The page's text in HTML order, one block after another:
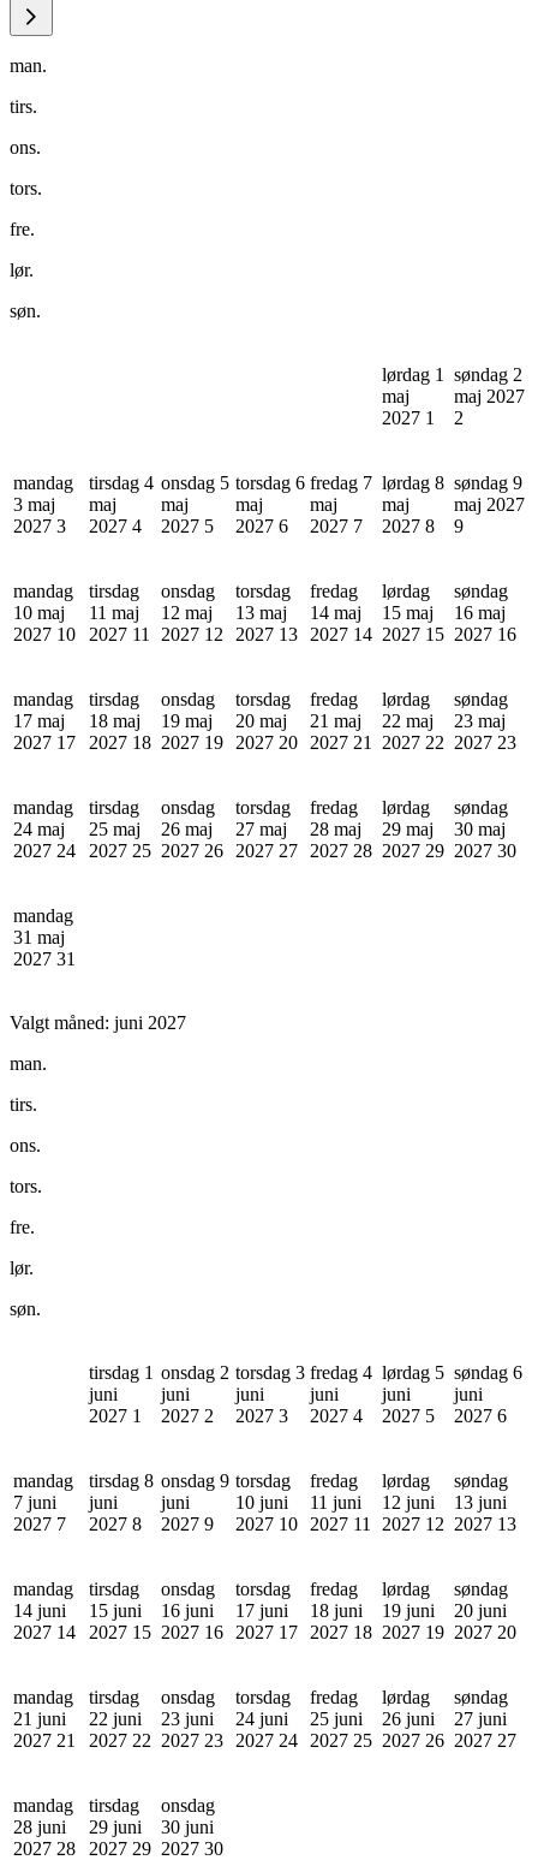
man.
tirs.
ons.
tors.
fre.
lør.
søn.
lørdag 1
maj
2027 1
søndag 2
maj 2027
2
mandag
3 maj
2027 3
tirsdag 4
maj
2027 4
onsdag 5
maj
2027 5
torsdag 6
maj
2027 6
fredag 7
maj
2027 7
lørdag 8
maj
2027 8
søndag 9
maj 2027
9
mandag
10 maj
2027 10
tirsdag
11 maj
2027 11
onsdag
12 maj
2027 12
torsdag
13 maj
2027 13
fredag
14 maj
2027 14
lørdag
15 maj
2027 15
søndag
16 maj
2027 16
mandag
17 maj
2027 17
tirsdag
18 maj
2027 18
onsdag
19 maj
2027 19
torsdag
20 maj
2027 20
fredag
21 maj
2027 21
lørdag
22 maj
2027 22
søndag
23 maj
2027 23
mandag
24 maj
2027 24
tirsdag
25 maj
2027 25
onsdag
26 maj
2027 26
torsdag
27 maj
2027 27
fredag
28 maj
2027 28
lørdag
29 maj
2027 29
søndag
30 maj
2027 30
mandag
31 maj
2027 31
Valgt måned: juni 2027
man.
tirs.
ons.
tors.
fre.
lør.
søn.
tirsdag 1
juni
2027 1
onsdag 2
juni
2027 2
torsdag 3
juni
2027 3
fredag 4
juni
2027 4
lørdag 5
juni
2027 5
søndag 6
juni
2027 6
mandag
7 juni
2027 7
tirsdag 8
juni
2027 8
onsdag 9
juni
2027 9
torsdag
10 juni
2027 10
fredag
11 juni
2027 11
lørdag
12 juni
2027 12
søndag
13 juni
2027 13
mandag
14 juni
2027 14
tirsdag
15 juni
2027 15
onsdag
16 juni
2027 16
torsdag
17 juni
2027 17
fredag
18 juni
2027 18
lørdag
19 juni
2027 19
søndag
20 juni
2027 20
mandag
21 juni
2027 21
tirsdag
22 juni
2027 22
onsdag
23 juni
2027 23
torsdag
24 juni
2027 24
fredag
25 juni
2027 25
lørdag
26 juni
2027 26
søndag
27 juni
2027 27
mandag
28 juni
2027 28
tirsdag
29 juni
2027 29
onsdag
30 juni
2027 30